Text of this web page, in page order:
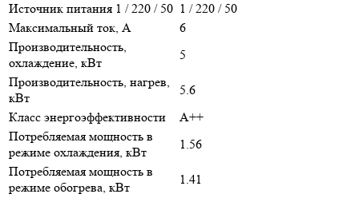
Источник питания 1 / 220 / 50 1 / 220 / 50
Максимальный ток, А
6
Производительность,
охлаждение, кВт
5
Производительность, нагрев,
кВт
5.6
Класс энергоэффективности
A++
Потребляемая мощность в
режиме охлаждения, кВт
1.56
Потребляемая мощность в
режиме обогрева, кВт
1.41